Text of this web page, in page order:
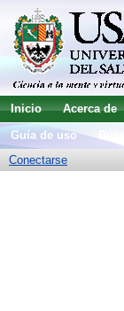
Inicio Acerca de
Guía de uso
Conectarse